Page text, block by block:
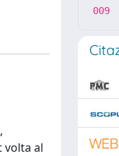
volta al
009